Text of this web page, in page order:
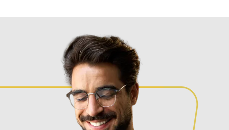
Como criar um calendário financeiro
Guia prático: como criar um calendário financeiro para
Leia a matéria!